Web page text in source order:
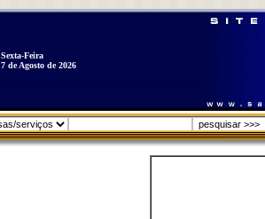
Sexta-Feira
7 de Agosto de 2026